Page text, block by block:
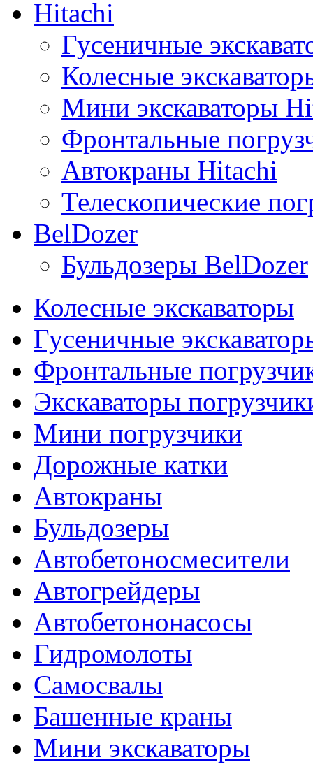
Hitachi
Гусеничные
Колесные
Мини экскаваторы
Фронтальные
Автокраны Hitachi
Телескопические
BelDozer
Бульдозеры BelDozer
Колесные экскаваторы
Гусеничные
Фронтальные
Экскаваторы
Мини погрузчики
Дорожные катки
Автокраны
Бульдозеры
Автобетоносмесители
Автогрейдеры
Автобетононасосы
Гидромолоты
Самосвалы
Башенные краны
Мини экскаваторы